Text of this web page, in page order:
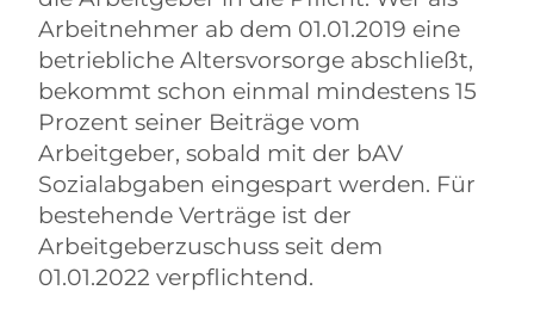
Arbeitnehmer ab dem 01.01.2019 eine
betriebliche Altersvorsorge abschließt,
bekommt schon einmal mindestens 15
Prozent seiner Beiträge vom
Arbeitgeber, sobald mit der bAV
Sozialabgaben eingespart werden. Für
bestehende Verträge ist der
Arbeitgeberzuschuss seit dem
01.01.2022 verpflichtend.